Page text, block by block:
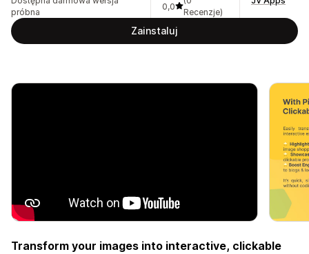
próbna
0,0
Recenzje)
Zainstaluj
Transform your images into interactive, clickable